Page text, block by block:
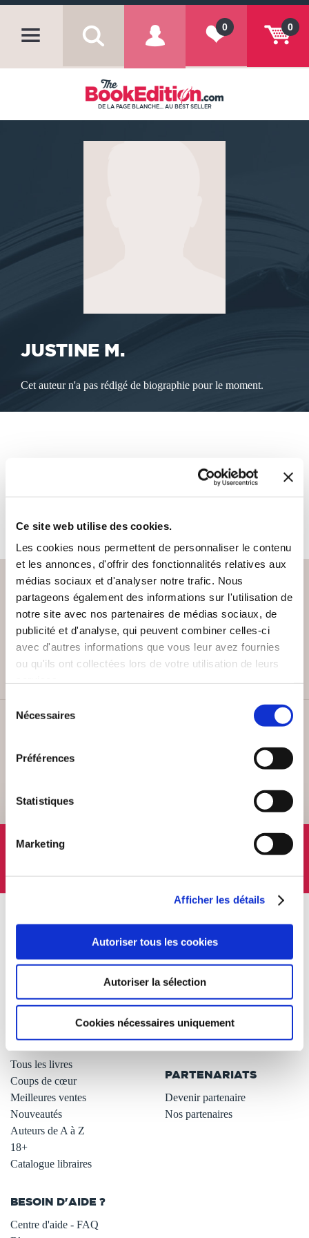
Ce site web utilise des cookies.
Les cookies nous permettent de personnaliser le contenu
et les annonces, d'offrir des fonctionnalités relatives aux
médias sociaux et d'analyser notre trafic. Nous
partageons également des informations sur l'utilisation de
notre site avec nos partenaires de médias sociaux, de
publicité et d'analyse, qui peuvent combiner celles-ci
avec d'autres informations que vous leur avez fournies
ou qu'ils ont collectées lors de votre utilisation de leurs
Nécessaires
Préférences
Statistiques
Marketing
Afficher les détails
Autoriser tous les cookies
Autoriser la sélection
Cookies nécessaires uniquement
0
0
DE LA PAGE BLANCHE... AU BEST SELLER
JUSTINE M.
Cet auteur n'a pas rédigé de biographie pour le moment.
pour le moment.
PAIEMENT SÉCURISÉ
À PROPOS
L'auto-édition
Nos services aux auteurs
LIBRAIRIE
Tous les livres
Coups de cœur
Meilleures ventes
Nouveautés
Auteurs de A à Z
18+
Catalogue libraires
OFFRES
Remises quantités -42%
Avantages libraires -30%
Parrainage : partagez 5€
Programme de fidélité
.
PARTENARIATS
Devenir partenaire
Nos partenaires
BESOIN D'AIDE ?
Centre d'aide - FAQ